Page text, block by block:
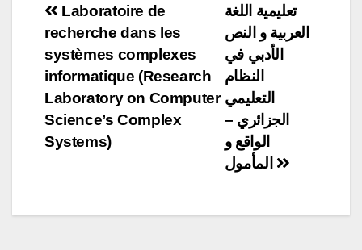
Navigation
de
l’article
تعليمية اللغة
العربية و النص
الأدبي في
النظام
التعليمي
الجزائري –
الواقع و
Laboratoire de
recherche dans les
systèmes complexes
informatique (Research
Laboratory on Computer
Science’s Complex
Systems)